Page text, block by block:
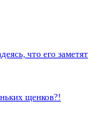
что его заметят
щенков?!